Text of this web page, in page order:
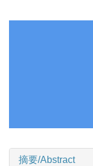
摘要/Abstract